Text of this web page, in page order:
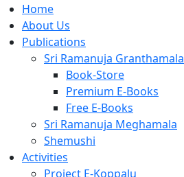
Home
About Us
Publications
Sri Ramanuja Granthamala
Book-Store
Premium E-Books
Free E-Books
Sri Ramanuja Meghamala
Shemushi
Activities
Project E-Koppalu